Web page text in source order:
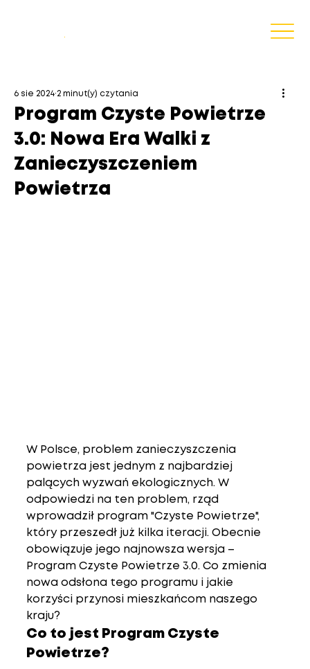
.
Program Czyste Powietrze
3.0: Nowa Era Walki z
Zanieczyszczeniem
Powietrza
6 sie 2024 2 minut(y) czytania
W Polsce, problem zanieczyszczenia
powietrza jest jednym z najbardziej
palących wyzwań ekologicznych. W
odpowiedzi na ten problem, rząd
wprowadził program "Czyste Powietrze",
który przeszedł już kilka iteracji. Obecnie
obowiązuje jego najnowsza wersja –
Program Czyste Powietrze 3.0. Co zmienia
nowa odsłona tego programu i jakie
korzyści przynosi mieszkańcom naszego
kraju?
Co to jest Program Czyste
Powietrze?